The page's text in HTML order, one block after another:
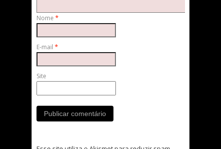
Nome *
E-mail *
Site